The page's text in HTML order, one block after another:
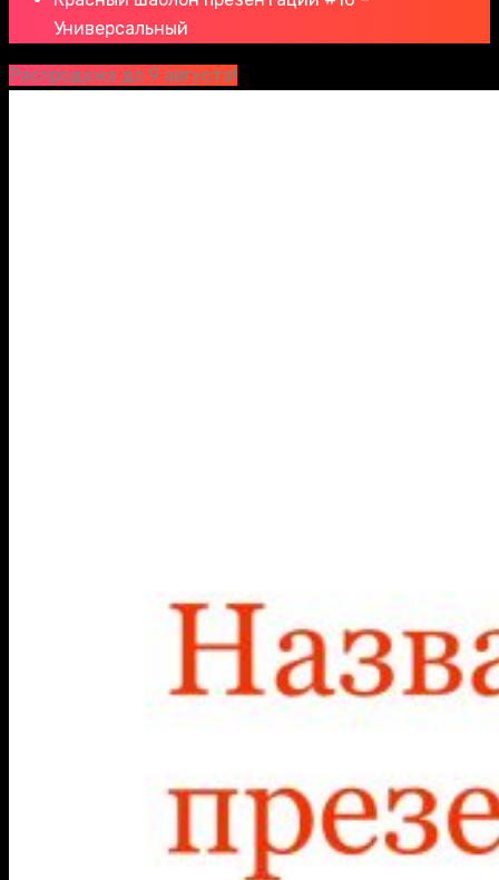
Универсальный
Распродажа до 9 августа!